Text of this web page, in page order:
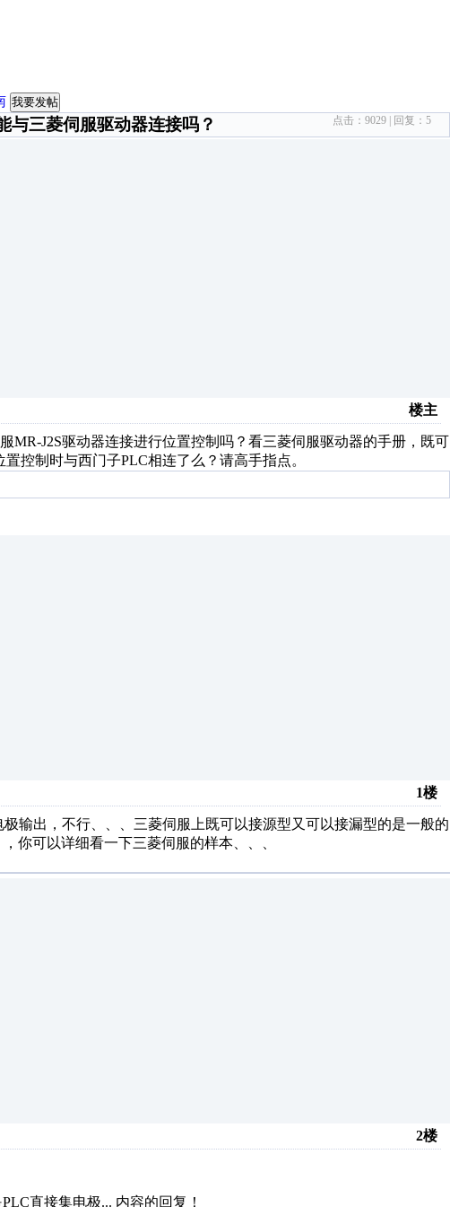
我要发帖
与三菱伺服驱动器连接吗？ 点击： 9029 | 回复： 5
楼主
MR-J2S驱动器连接进行位置控制吗？看三菱伺服驱动器的手册，既可
控制时与西门子PLC相连了么？请高手指点。
1楼
输出，不行、、、三菱伺服上既可以接源型又可以接漏型的是一般的
你可以详细看一下三菱伺服的样本、、、
2楼
直接集电极... 内容的回复！